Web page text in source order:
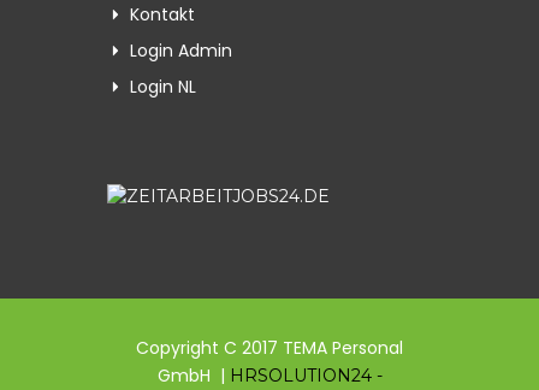
Kontakt
Login Admin
Login NL
Copyright C 2017 TEMA Personal
GmbH | HRSOLUTION24 -